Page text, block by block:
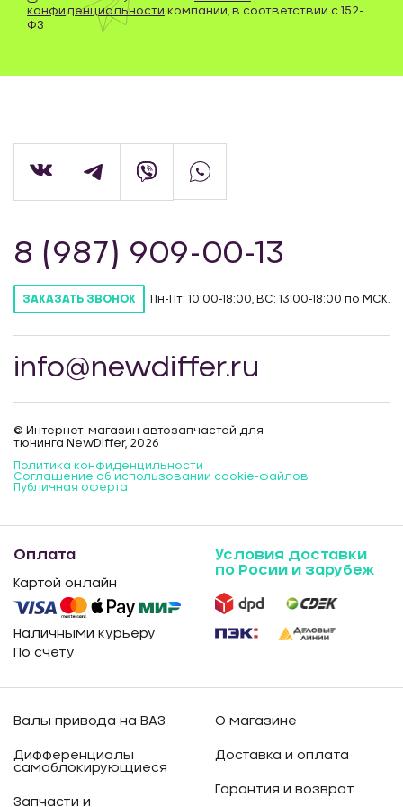
конфиденциальности компании, в соответствии с 152-
ФЗ
8 (987) 909-00-13
ЗАКАЗАТЬ ЗВОНОК Пн-Пт: 10:00-18:00, ВС: 13:00-18:00 по МСК.
info@newdiffer.ru
© Интернет-магазин автозапчастей для
тюнинга NewDiffer, 2026
Политика конфиденцильности
Соглашение об использовании cookie-файлов
Публичная оферта
Оплата
Картой онлайн
Наличными курьеру
По счету
Условия доставки
по Росии и зарубеж
Валы привода на ВАЗ
Дифференциалы
самоблокирующиеся
Запчасти и
О магазине
Доставка и оплата
Гарантия и возврат